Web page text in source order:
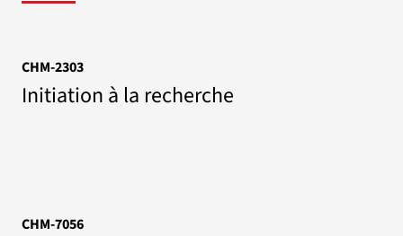
CHM-2303
Initiation à la recherche
CHM-7056